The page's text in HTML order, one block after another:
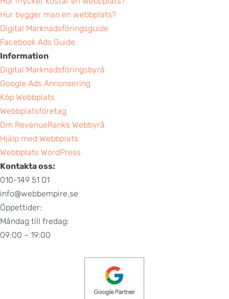
Hur bygger man en webbplats?
Digital Marknadsföringsguide
Facebook Ads Guide
Information
Digital Marknadsföringsbyrå
Google Ads Annonsering
Köp Webbplats
Webbplatsföretag
Om RevenueRanks Webbyrå
Hjälp med Webbplats
Webbplats WordPress
Kontakta oss:
010-149 51 01
info@webbempire.se
Öppettider:
Måndag till fredag:
09:00 – 19:00